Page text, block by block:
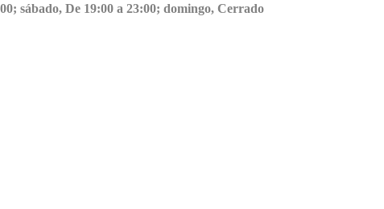
sábado, De 19:00 a 23:00; domingo, Cerrado